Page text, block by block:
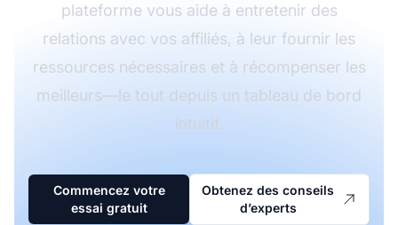
plateforme vous aide à entretenir des
relations avec vos affiliés, à leur fournir les
ressources nécessaires et à récompenser les
meilleurs—le tout depuis un tableau de bord
intuitif.
Commencez votre
essai gratuit
Obtenez des conseils
d’experts